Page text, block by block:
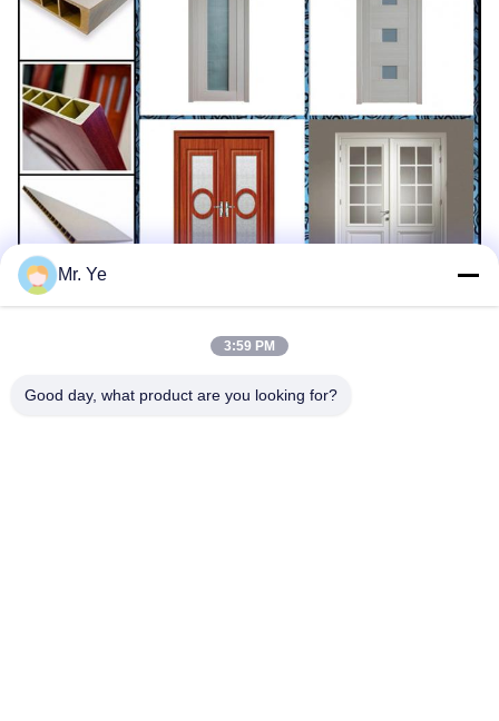
Mr. Ye
3:59 PM
Good day, what product are you looking for?